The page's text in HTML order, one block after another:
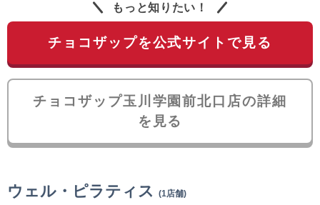
もっと知りたい！
チョコザップを公式サイトで見る
チョコザップ玉川学園前北口店の詳細
を見る
ウェル・ピラティス (1店舗)